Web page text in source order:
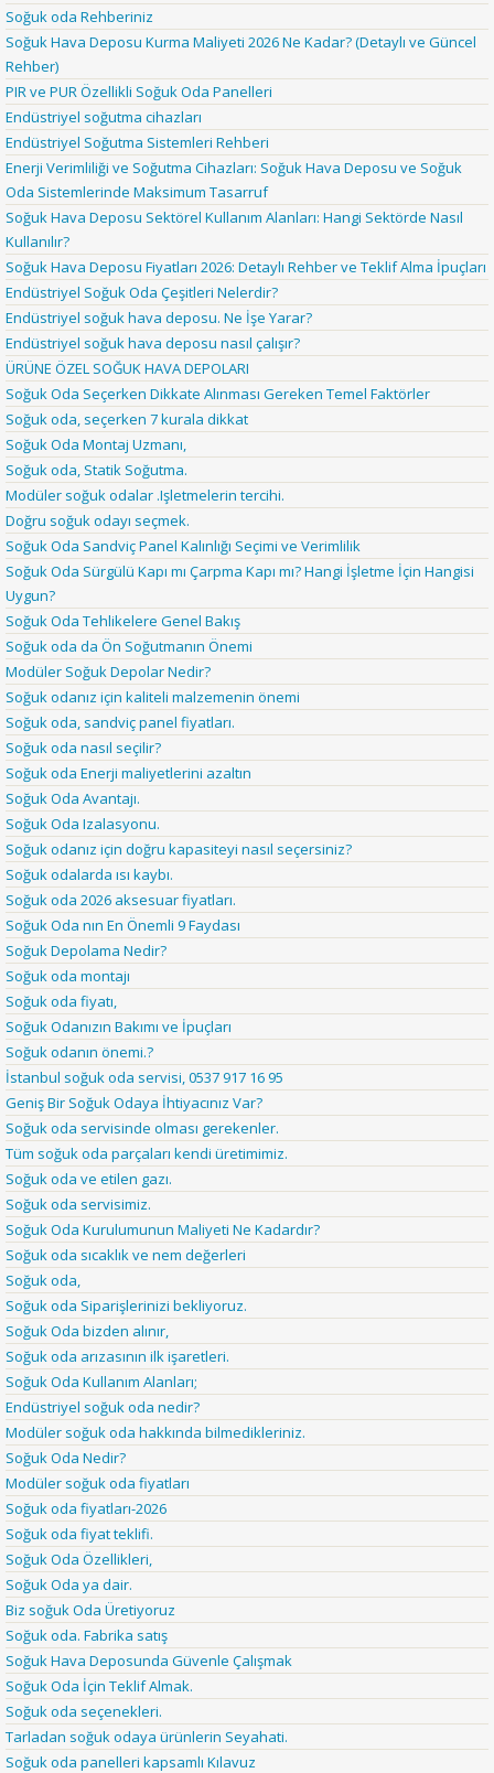
Soğuk oda Rehberiniz
Soğuk Hava Deposu Kurma Maliyeti 2026 Ne Kadar? (Detaylı ve Güncel
Rehber)
PIR ve PUR Özellikli Soğuk Oda Panelleri
Endüstriyel soğutma cihazları
Endüstriyel Soğutma Sistemleri Rehberi
Enerji Verimliliği ve Soğutma Cihazları: Soğuk Hava Deposu ve Soğuk
Oda Sistemlerinde Maksimum Tasarruf
Soğuk Hava Deposu Sektörel Kullanım Alanları: Hangi Sektörde Nasıl
Kullanılır?
Soğuk Hava Deposu Fiyatları 2026: Detaylı Rehber ve Teklif Alma İpuçları
Endüstriyel Soğuk Oda Çeşitleri Nelerdir?
Endüstriyel soğuk hava deposu. Ne İşe Yarar?
Endüstriyel soğuk hava deposu nasıl çalışır?
ÜRÜNE ÖZEL SOĞUK HAVA DEPOLARI
Soğuk Oda Seçerken Dikkate Alınması Gereken Temel Faktörler
Soğuk oda, seçerken 7 kurala dikkat
Soğuk Oda Montaj Uzmanı,
Soğuk oda, Statik Soğutma.
Modüler soğuk odalar .Işletmelerin tercihi.
Doğru soğuk odayı seçmek.
Soğuk Oda Sandviç Panel Kalınlığı Seçimi ve Verimlilik
Soğuk Oda Sürgülü Kapı mı Çarpma Kapı mı? Hangi İşletme İçin Hangisi
Uygun?
Soğuk Oda Tehlikelere Genel Bakış
Soğuk oda da Ön Soğutmanın Önemi
Modüler Soğuk Depolar Nedir?
Soğuk odanız için kaliteli malzemenin önemi
Soğuk oda, sandviç panel fiyatları.
Soğuk oda nasıl seçilir?
Soğuk oda Enerji maliyetlerini azaltın
Soğuk Oda Avantajı.
Soğuk Oda Izalasyonu.
Soğuk odanız için doğru kapasiteyi nasıl seçersiniz?
Soğuk odalarda ısı kaybı.
Soğuk oda 2026 aksesuar fiyatları.
Soğuk Oda nın En Önemli 9 Faydası
Soğuk Depolama Nedir?
Soğuk oda montajı
Soğuk oda fiyatı,
Soğuk Odanızın Bakımı ve İpuçları
Soğuk odanın önemi.?
İstanbul soğuk oda servisi, 0537 917 16 95
Geniş Bir Soğuk Odaya İhtiyacınız Var?
Soğuk oda servisinde olması gerekenler.
Tüm soğuk oda parçaları kendi üretimimiz.
Soğuk oda ve etilen gazı.
Soğuk oda servisimiz.
Soğuk Oda Kurulumunun Maliyeti Ne Kadardır?
Soğuk oda sıcaklık ve nem değerleri
Soğuk oda,
Soğuk oda Siparişlerinizi bekliyoruz.
Soğuk Oda bizden alınır,
Soğuk oda arızasının ilk işaretleri.
Soğuk Oda Kullanım Alanları;
Endüstriyel soğuk oda nedir?
Modüler soğuk oda hakkında bilmedikleriniz.
Soğuk Oda Nedir?
Modüler soğuk oda fiyatları
Soğuk oda fiyatları-2026
Soğuk oda fiyat teklifi.
Soğuk Oda Özellikleri,
Soğuk Oda ya dair.
Biz soğuk Oda Üretiyoruz
Soğuk oda. Fabrika satış
Soğuk Hava Deposunda Güvenle Çalışmak
Soğuk Oda İçin Teklif Almak.
Soğuk oda seçenekleri.
Tarladan soğuk odaya ürünlerin Seyahati.
Soğuk oda panelleri kapsamlı Kılavuz